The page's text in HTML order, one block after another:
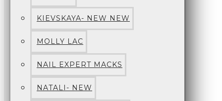
KIEVSKAYA- NEW NEW
MOLLY LAC
NAIL EXPERT MACKS
NATALI- NEW